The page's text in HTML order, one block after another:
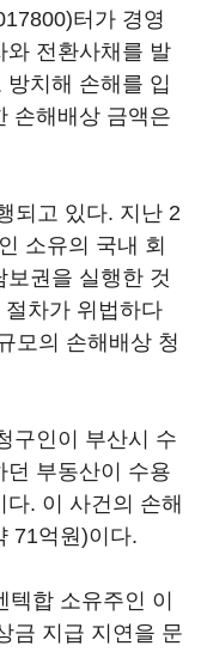
터가 경영
와 전환사채를 발
치해 손해를 입
손해배상 금액은
되고 있다. 지난 2
소유의 국내 회
권을 실행한 것
절차가 위법하다
모의 손해배상 청
구인이 부산시 수
던 부동산이 수용
. 이 사건의 손해
71억원)이다.
합 소유주인 이
금 지급 지연을 문